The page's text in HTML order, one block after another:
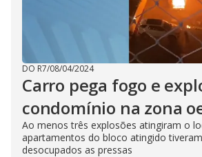
DO R7/08/04/2024
Carro pega fogo e
condomínio na zona
Ao menos três explosões atingiram o
apartamentos do bloco atingido
desocupados as pressas